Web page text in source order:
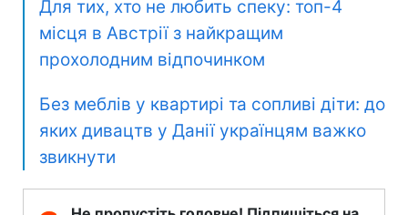
Для тих, хто не любить спеку: топ-4
місця в Австрії з найкращим
прохолодним відпочинком
Без меблів у квартирі та сопливі діти: до
яких дивацтв у Данії українцям важко
звикнути